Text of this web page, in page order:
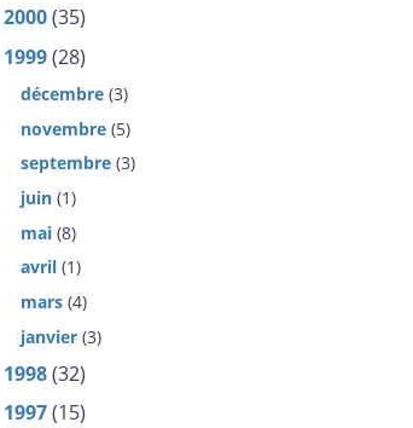
2000(35)
1999(28)
décembre (3)
novembre (5)
septembre (3)
juin (1)
mai (8)
avril (1)
mars (4)
janvier (3)
1998(32)
1997(15)